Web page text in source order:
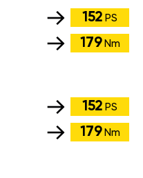
152 PS
179 Nm
152 PS
179 Nm